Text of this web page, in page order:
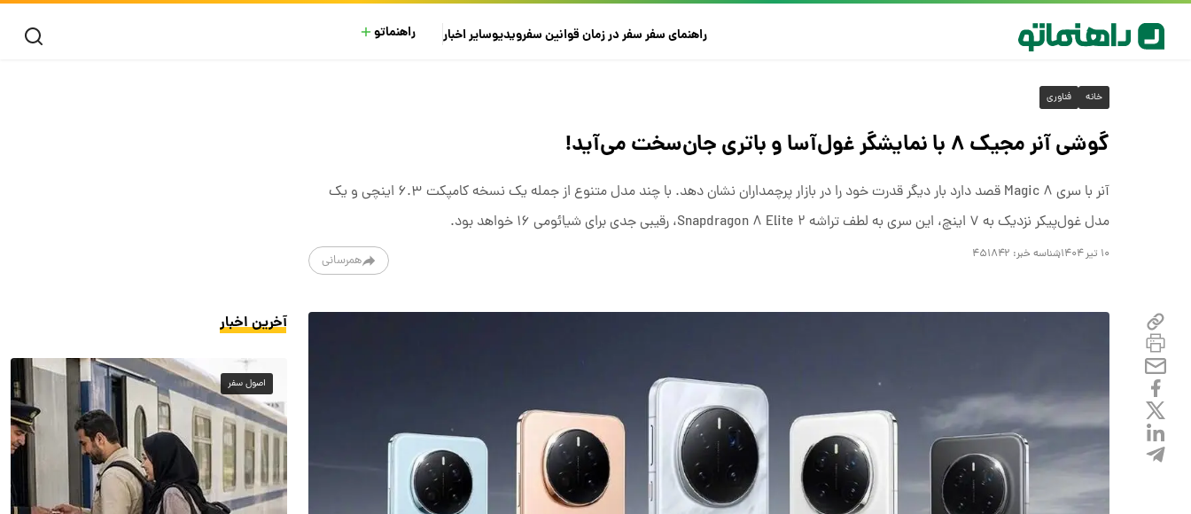
راهنمای سفرسفر در زمانقوانین سفرویدیوسایراخبار راهنماتو
خانه فناوری
گوشی آنر مجیک ۸ با نمایشگر غول‌آسا و باتری جان‌سخت می‌آید!
آنر با سری Magic ۸ قصد دارد بار دیگر قدرت خود را در بازار پرچمداران نشان دهد. با چند مدل متنوع از جمله یک نسخه کامپکت ۶.۳ اینچی و یک
مدل غول‌پیکر نزدیک به ۷ اینچ، این سری به لطف تراشه Snapdragon ۸ Elite ۲، رقیبی جدی برای شیائومی ۱۶ خواهد بود.
۱۰ تیر ۱۴۰۴ شناسه خبر: ۴۵۱۸۴۲ همرسانی
آخرین اخبار
اصول سفر